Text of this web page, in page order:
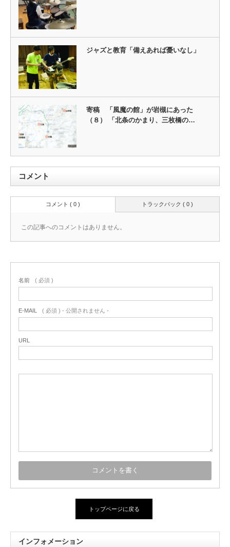
ジャズと教育「備えあれば憂いなし」
寄稿 「風魔の館」が岩槻にあった
（８） 「北条のかまり、三枚橋の…
コメント
トラックバック ( 0 )
コメント ( 0 )
この記事へのコメントはありません。
名前 ( 必須 )
E-MAIL ( 必須 ) - 公開されません -
URL
トップページに戻る
インフォメーション